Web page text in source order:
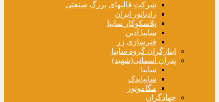
شرکت قالبهای بزرگ صنعتی
رادیاتور ایران
پلاسکوکار سایپا
سایپا آذین
فنرسازی زر
ایثارگران گروه سایپا
پدران آسمانی(شهید)
سایپا
سایپایدک
مگاموتور
جهادگران